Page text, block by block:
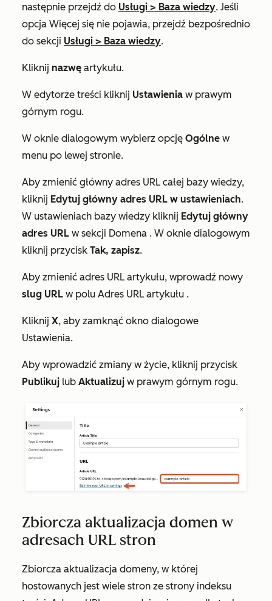
następnie przejdź do Usługi > Baza wiedzy. Jeśli
opcja Więcej się nie pojawia, przejdź bezpośrednio
do sekcji Usługi > Baza wiedzy.
Kliknij nazwę artykułu.
W edytorze treści kliknij Ustawienia w prawym
górnym rogu.
W oknie dialogowym wybierz opcję Ogólne w
menu po lewej stronie.
Aby zmienić główny adres URL całej bazy wiedzy,
kliknij Edytuj główny adres URL w ustawieniach.
W ustawieniach bazy wiedzy kliknij Edytuj główny
adres URL w sekcji Domena . W oknie dialogowym
kliknij przycisk Tak, zapisz.
Aby zmienić adres URL artykułu, wprowadź nowy
slug URL w polu Adres URL artykułu .
Kliknij X, aby zamknąć okno dialogowe
Ustawienia.
Aby wprowadzić zmiany w życie, kliknij przycisk
Publikuj lub Aktualizuj w prawym górnym rogu.
Zbiorcza aktualizacja domen w
adresach URL stron
Zbiorcza aktualizacja domeny, w której
hostowanych jest wiele stron ze strony indeksu